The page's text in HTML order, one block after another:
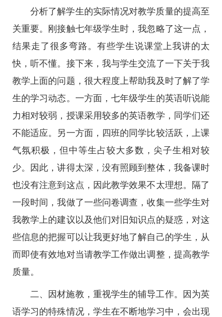
分析了解学生的实际情况对教学质量的提高至
关重要。刚接触七年级学生时，我忽略了这一点，
结果走了很多弯路。有些学生说课堂上我讲的太
快，听不懂。接下来，我与学生交流了一下关于我
教学上面的问题，很大程度上帮助我及时了解了学
生的学习动态。一方面，七年级学生的英语听说能
力相对较弱，授课采用较多的英语教学，同学们还
不能适应。另一方面，四班的同学比较活跃，上课
气氛积极，但中等生占较大多数，尖子生相对较
少。因此，讲得太深，没有照顾到整体，我备课时
也没有注意到这点，因此教学效果不太理想。隔了
一段时间，我做了一些问卷调查，收集一些学生对
我教学上的建议以及他们对旧知识点的疑惑，对这
些信息的把握可以让我更好地了解自己的学生，从
而即使有效地对当请教学工作做出调整，提高教学
质量。
二、因材施教，重视学生的辅导工作。因为英
语学习的特殊情况，学生在不断地学习中，会出现